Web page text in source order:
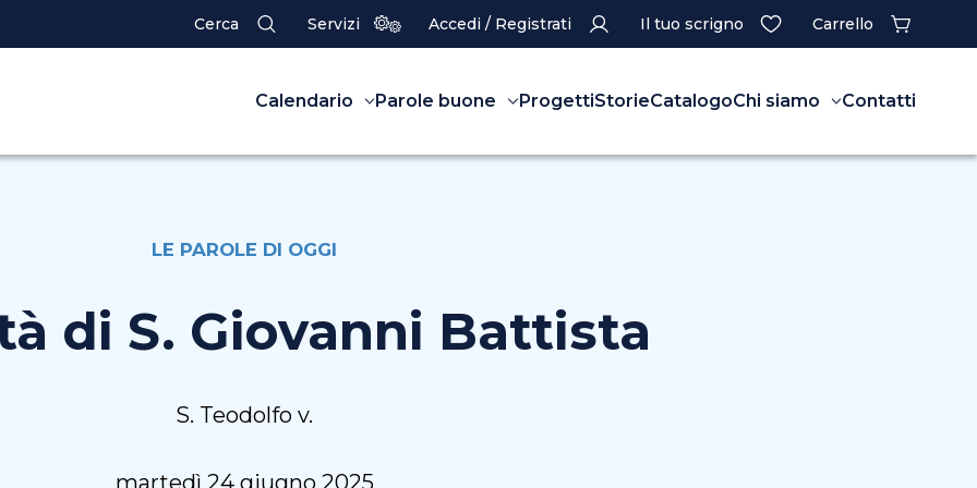
Cerca Servizi Accedi / Registrati Il tuo scrigno Carrello
Calendario Parole buone ProgettiStorieCatalogoChi siamo Contatti
LE PAROLE DI OGGI
di S. Giovanni Battista
S. Teodolfo v.